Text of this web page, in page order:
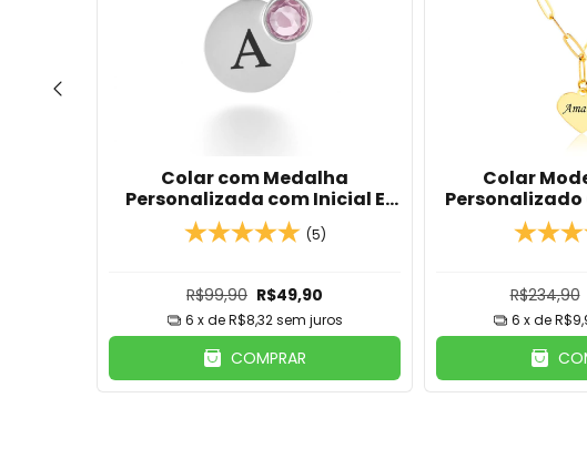
Colar com Medalha
Personalizada com Inicial E
Ponto de Luz Em Banho de
Prata
(5)
R$99,90 R$49,90
6 x deR$8,32 sem juros
COMPRAR
Colar
De Coração
Banho De
R$234,90
6 x de